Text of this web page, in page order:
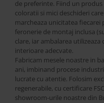
de preferinte. Fiind un
coloratii si mici deschideri
marcheaza unicitatea fiecarei
feronerie de montaj inclusa
clare, iar ambalarea
interioare adecvate.
Fabricam mesele noastre in
ani, imbinand procese
lucrate cu atentie. Folosim
regenerabile, cu certificare
showroom-urile noastre din